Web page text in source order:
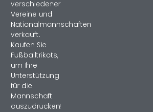
verschiedener
Vereine und
Nationalmannschaften
verkauft.
Kaufen Sie
Fußballtrikots,
um Ihre
Unterstützung
für die
Mannschaft
auszudrücken!